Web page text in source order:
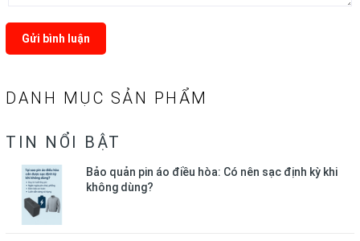
DANH MỤC SẢN PHẨM
TIN NỔI BẬT
Bảo quản pin áo điều hòa: Có nên sạc định kỳ khi
không dùng?
Gửi bình luận